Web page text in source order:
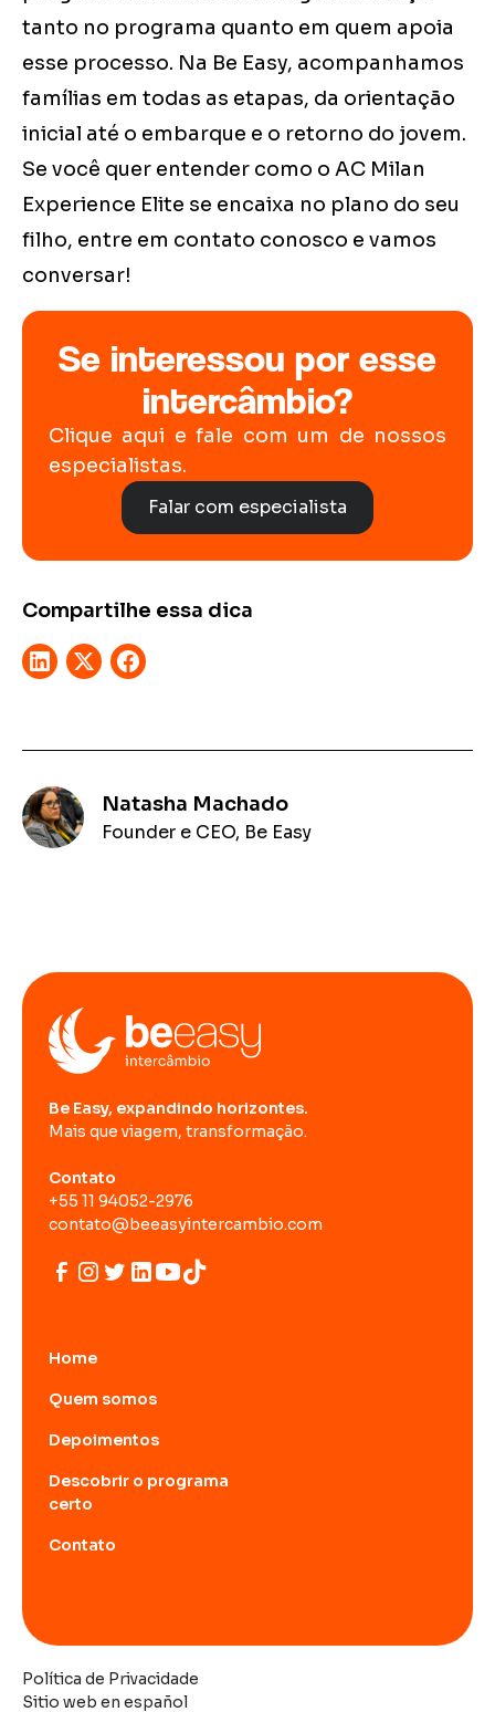
tanto no programa quanto em quem apoia
esse processo. Na Be Easy, acompanhamos
famílias em todas as etapas, da orientação
inicial até o embarque e o retorno do jovem.
Se você quer entender como o AC Milan
Experience Elite se encaixa no plano do seu
filho, entre em contato conosco e vamos
conversar!
Se interessou por esse
intercâmbio?
Clique aqui e fale com um de nossos
especialistas.
Falar com especialista
Compartilhe essa dica
Natasha Machado
Founder e CEO, Be Easy
Be Easy, expandindo horizontes.
Mais que viagem, transformação.
Contato
+55 11 94052-2976
contato@beeasyintercambio.com
Home
Quem somos
Depoimentos
Descobrir o programa
certo
Contato
Sitio web en español
Política de Privacidade